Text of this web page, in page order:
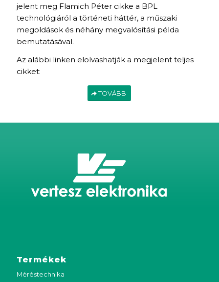
jelent meg Flamich Péter cikke a BPL
technológiáról a történeti háttér, a műszaki
megoldások és néhány megvalósítási példa
bemutatásával.
Az alábbi linken elolvashatják a megjelent teljes
cikket:
TOVÁBB
Termékek
Méréstechnika